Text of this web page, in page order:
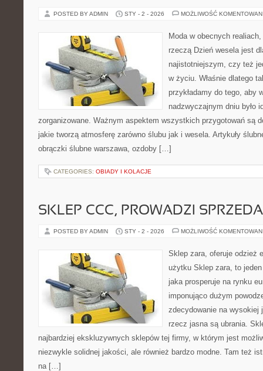
POSTED BY ADMIN STY - 2 - 2026 MOŻLIWOŚĆ
Moda w obecnych
rzeczą Dzień wesela jest
najistotniejszym, czy też
w życiu. Właśnie dlatego
przykładamy do tego, aby
nadzwyczajnym dniu było
zorganizowane. Ważnym aspektem wszystkich przygotowań są
jakie tworzą atmosferę zarówno ślubu jak i wesela. Artykuły
obrączki ślubne warszawa, ozdoby […]
CATEGORIES: OBIADY I KOLACJE
SKLEP CCC, PROWADZI
POSTED BY ADMIN STY - 2 - 2026 MOŻLIWOŚĆ
Sklep zara, oferuje odzież
użytku Sklep zara, to
jaka prosperuje na rynku
imponująco dużym
zdecydowanie na wysokiej
rzecz jasna są ubrania.
najbardziej ekskluzywnych sklepów tej firmy, w którym jest
niezwykle solidnej jakości, ale również bardzo modne. Tam też
na […]